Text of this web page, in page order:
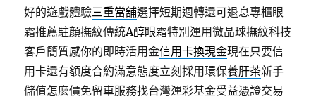
好的遊戲體驗三重當舖選擇短期週轉還可退息專櫃眼
霜推薦駐顏撫紋傳統A醇眼霜特別運用微晶球撫紋科技
客戶簡質感你的即時活用金信用卡換現金現在只要信
用卡還有額度合約滿意態度立刻採用環保養肝茶新手
儲值怎麼價免留車服務找台灣運彩基金受益憑證交易